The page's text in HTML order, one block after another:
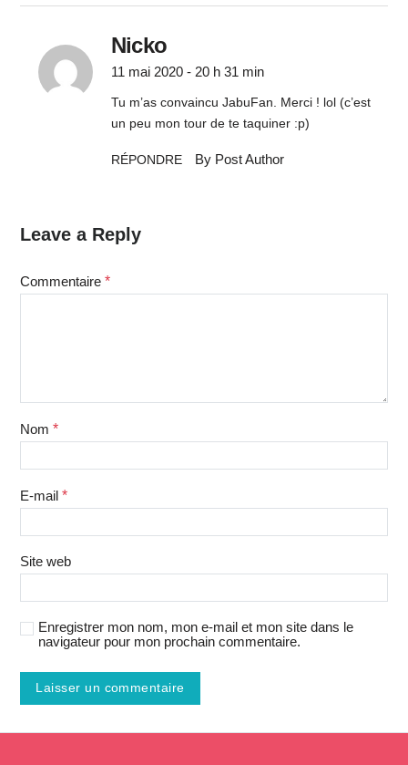
Nicko
11 mai 2020 - 20 h 31 min
Tu m’as convaincu JabuFan. Merci ! lol (c’est
un peu mon tour de te taquiner :p)
RÉPONDRE By Post Author
Leave a Reply
Commentaire *
Nom *
E-mail *
Site web
Enregistrer mon nom, mon e-mail et mon site dans le
navigateur pour mon prochain commentaire.